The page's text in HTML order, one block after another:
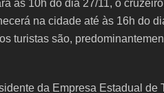
às 10h do dia 27/11, o
na cidade até às 16h do
turistas são,
da Empresa Estadual de